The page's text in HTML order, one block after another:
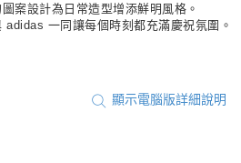
案設計為日常造型增添鮮明風格。
一同讓每個時刻都充滿慶祝氛圍。
顯示電腦版詳細說明